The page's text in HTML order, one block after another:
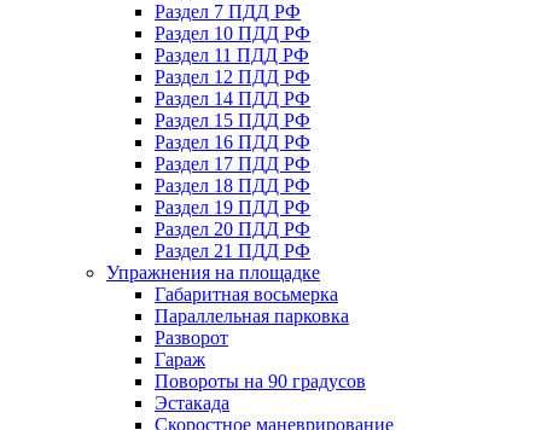
Раздел 7 ПДД РФ
Раздел 10 ПДД РФ
Раздел 11 ПДД РФ
Раздел 12 ПДД РФ
Раздел 14 ПДД РФ
Раздел 15 ПДД РФ
Раздел 16 ПДД РФ
Раздел 17 ПДД РФ
Раздел 18 ПДД РФ
Раздел 19 ПДД РФ
Раздел 20 ПДД РФ
Раздел 21 ПДД РФ
Упражнения на площадке
Габаритная восьмерка
Параллельная парковка
Разворот
Гараж
Повороты на 90 градусов
Эстакада
Скоростное маневрирование